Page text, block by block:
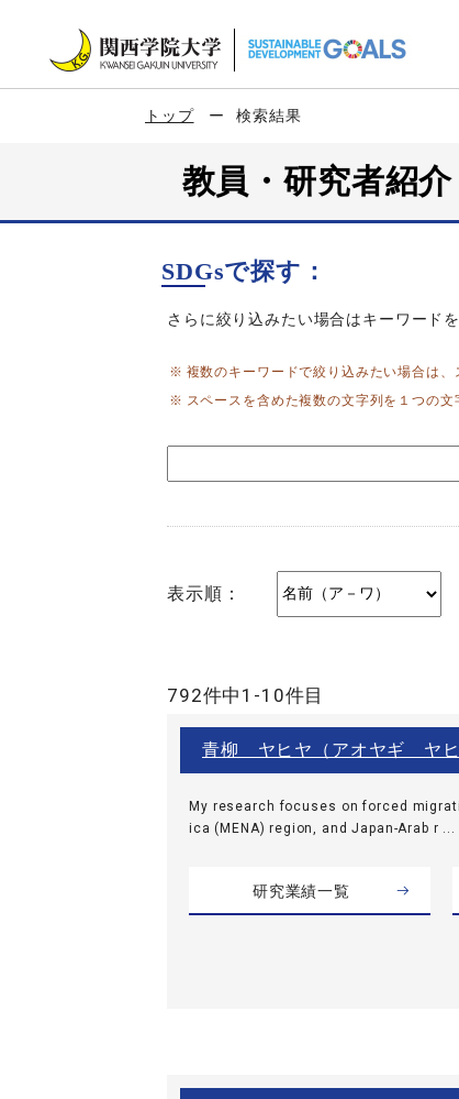
トップ 検索結果
教員・研究者紹
SDGsで探す：
さらに絞り込みたい場合はキーワード
複数のキーワードで絞り込みたい場合は、
スペースを含めた複数の文字列を１つの
表示順：
792件中1-10件目
青柳 ヤヒヤ（アオヤギ ヤヒ
My research focuses on forced
ica (MENA) region, and Japan-Arab r ...
研究業績一覧